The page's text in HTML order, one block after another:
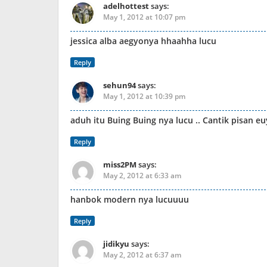
adelhottestsays:
May 1, 2012 at 10:07 pm
jessica alba aegyonya hhaahha lucu
Reply
sehun94says:
May 1, 2012 at 10:39 pm
aduh itu Buing Buing nya lucu .. Cantik pisan
Reply
miss2PMsays:
May 2, 2012 at 6:33 am
hanbok modern nya lucuuuu
Reply
jidikyu says:
May 2, 2012 at 6:37 am